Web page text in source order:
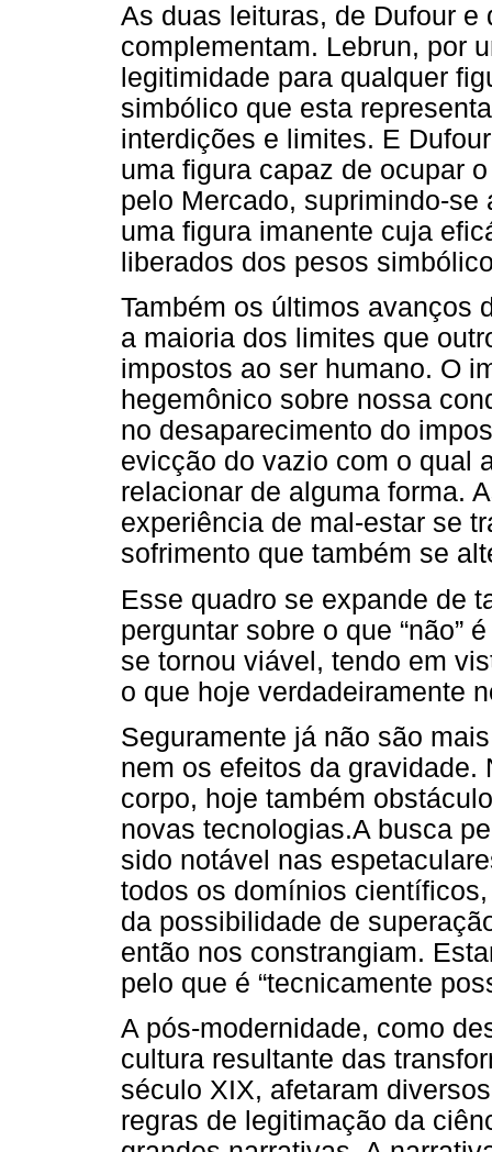
As duas leituras, de Dufour e
complementam. Lebrun, por
legitimidade para qualquer
simbólico que esta
interdições e limites. E
uma figura capaz de ocupar
pelo Mercado, suprimindo-
uma figura imanente cuja
liberados dos pesos
Também os últimos avanços
a maioria dos limites que
impostos ao ser humano. O
hegemônico sobre nossa
no desaparecimento do
evicção do vazio com o qual
relacionar de alguma forma.
experiência de mal-estar se
sofrimento que também se
Esse quadro se expande de
perguntar sobre o que “não”
se tornou viável, tendo em
o que hoje verdadeiramente
Seguramente já não são
nem os efeitos da
corpo, hoje também
novas tecnologias.A busca
sido notável nas
todos os domínios
da possibilidade de
então nos constrangiam.
pelo que é “tecnicamente
A pós-modernidade, como
cultura resultante das
século XIX, afetaram
regras de legitimação da